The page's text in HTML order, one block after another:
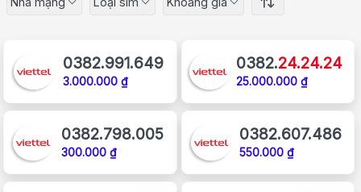
0382.991.649
3.000.000 ₫
0382.24.24.24
25.000.000 ₫
0382.798.005
300.000 ₫
0382.607.486
550.000 ₫